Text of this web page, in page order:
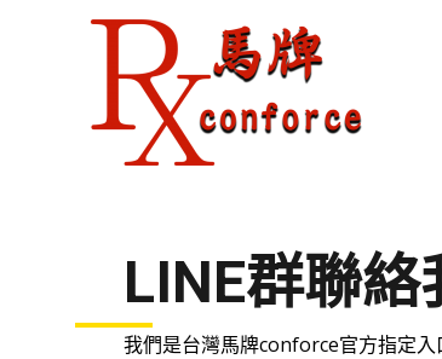
LINE群聯絡
我們是台灣馬牌conforce官方指定